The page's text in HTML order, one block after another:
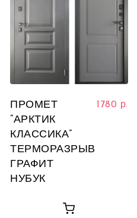
ПРОМЕТ
“АРКТИК
КЛАССИКА”
ТЕРМОРАЗРЫВ
ГРАФИТ
НУБУК
1780 р.